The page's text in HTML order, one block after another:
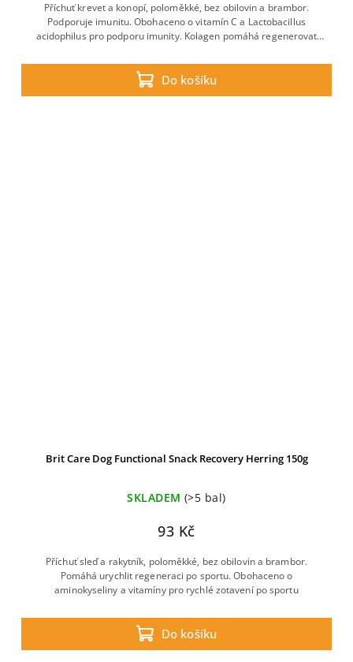
Do košíku
Příchuť krevet a konopí, poloměkké, bez obilovin a brambor.
Podporuje imunitu. Obohaceno o vitamín C a Lactobacillus
acidophilus pro podporu imunity. Kolagen pomáhá regenerovat
Brit Care Dog Functional Snack Recovery Herring 150g
SKLADEM (>5 bal)
93 Kč
Do košíku
Příchuť sleď a rakytník, poloměkké, bez obilovin a brambor.
Pomáhá urychlit regeneraci po sportu. Obohaceno o
aminokyseliny a vitamíny pro rychlé zotavení po sportu